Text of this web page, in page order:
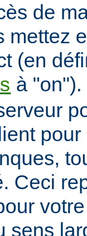
de
mettez
(en
à
Ceci
sens